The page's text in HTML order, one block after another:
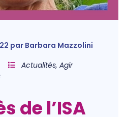
par Barbara Mazzolini
Actualités, Agir
de l’ISA